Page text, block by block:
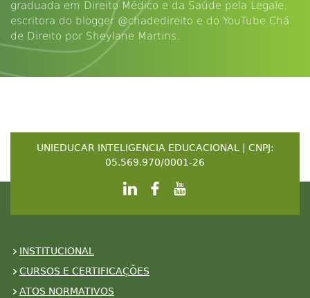
graduada em Direito Médico e da Saúde pela Legale,
escritora do blogger @chadedireito e do YouTube Chá
de Direito por Sheylane Martins.
UNIEDUCAR INTELIGENCIA EDUCACIONAL | CNPJ:
05.569.970/0001-26
INSTITUCIONAL
CURSOS E CERTIFICAÇÕES
ATOS NORMATIVOS